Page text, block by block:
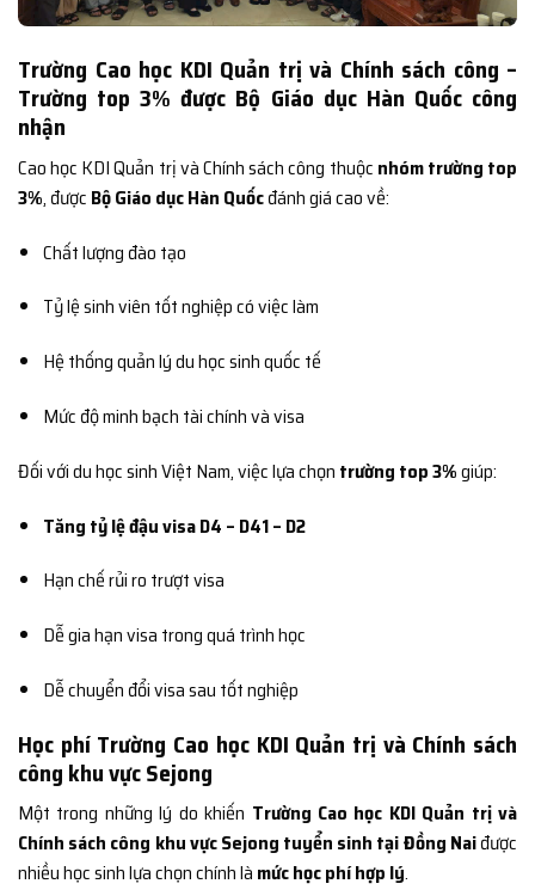
Trường Cao học KDI Quản trị và Chính sách công –
Trường top 3% được Bộ Giáo dục Hàn Quốc công
nhận
Cao học KDI Quản trị và Chính sách công thuộc nhóm trường top
3%, được Bộ Giáo dục Hàn Quốcđánh giá cao về:
Chất lượng đào tạo
Tỷ lệ sinh viên tốt nghiệp có việc làm
Hệ thống quản lý du học sinh quốc tế
Mức độ minh bạch tài chính và visa
Đối với du học sinh Việt Nam, việc lựa chọn trường top 3%giúp:
Tăng tỷ lệ đậu visa D4 – D41 – D2
Hạn chế rủi ro trượt visa
Dễ gia hạn visa trong quá trình học
Dễ chuyển đổi visa sau tốt nghiệp
Học phí Trường Cao học KDI Quản trị và Chính sách
công khu vực Sejong
Một trong những lý do khiến Trường Cao học KDI Quản trị và
Chính sách công khu vực Sejong tuyển sinh tại Đồng Naiđược
nhiều học sinh lựa chọn chính là mức học phí hợp lý.